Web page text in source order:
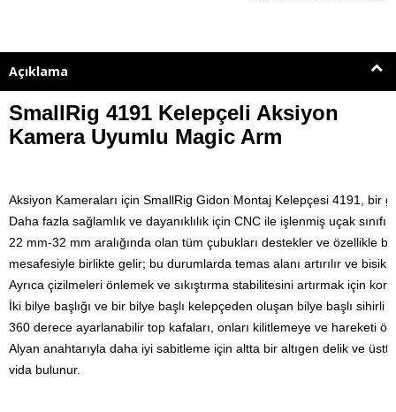
Açıklama
SmallRig 4191 Kelepçeli Aksiyon
Kamera Uyumlu Magic Arm
Aksiyon Kameraları için SmallRig Gidon Montaj Kelepçesi 4191, bir
Daha fazla sağlamlık ve dayanıklılık için CNC ile işlenmiş uçak
22 mm-32 mm aralığında olan tüm çubukları destekler ve özellikle
mesafesiyle birlikte gelir; bu durumlarda temas alanı artırılır ve
Ayrıca çizilmeleri önlemek ve sıkıştırma stabilitesini artırmak için
İki bilye başlığı ve bir bilye başlı kelepçeden oluşan bilye başlı
360 derece ayarlanabilir top kafaları, onları kilitlemeye ve hareketi
Alyan anahtarıyla daha iyi sabitleme için altta bir altıgen delik ve
vida bulunur.